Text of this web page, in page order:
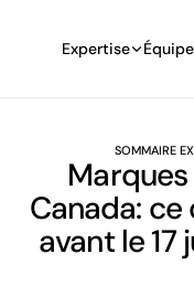
Expertise Équipe
SOMMAIRE
Canada: ce
avant le 17